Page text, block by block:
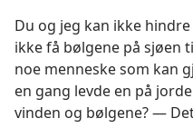
Du og jeg kan ikke
ikke få bølgene på sjøen
noe menneske som kan
en gang levde en på
vinden og bølgene? —